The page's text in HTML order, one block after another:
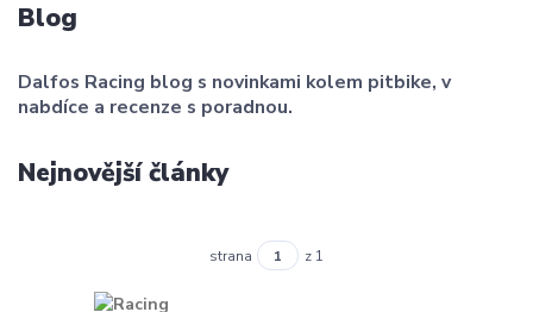
Blog
Dalfos Racing blog s novinkami kolem pitbike, v
nabdíce a recenze s poradnou.
Nejnovější články
strana z 1